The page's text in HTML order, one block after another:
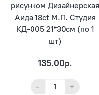
рисунком Дизайнерская
Аида 18ct М.П. Студия
КД-005 21*30см (по 1
шт)
135.00р.
- +